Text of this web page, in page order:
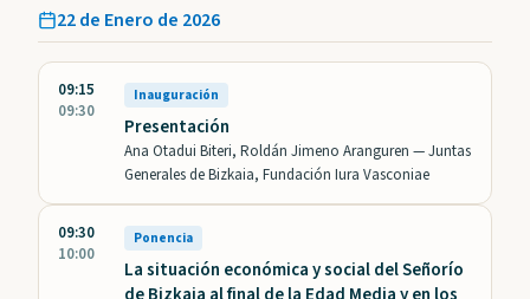
22 de Enero de 2026
09:15
09:30
Inauguración
Presentación
Ana Otadui Biteri, Roldán Jimeno Aranguren —Juntas
Generales de Bizkaia, Fundación Iura Vasconiae
09:30
10:00
Ponencia
La situación económica y social del Señorío